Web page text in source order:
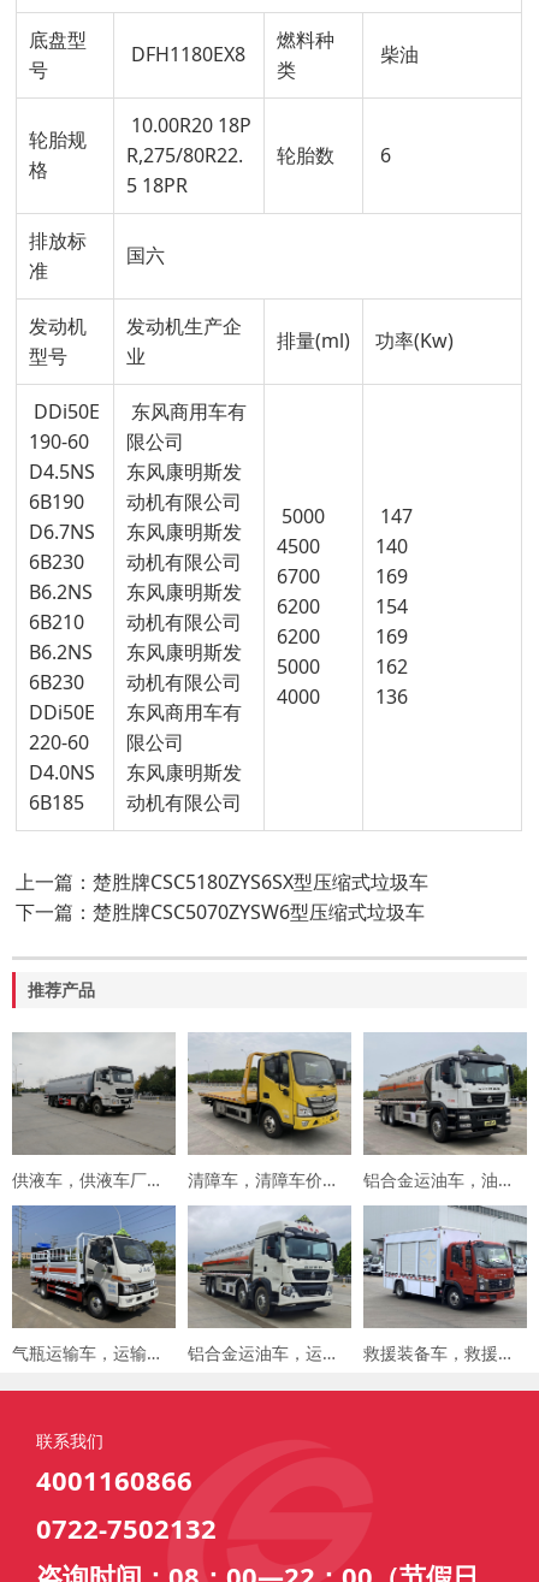
底盘型
号
DFH1180EX8
燃料种
类
柴油
轮胎规
格
10.00R20 18P
R,275/80R22.
5 18PR
轮胎数 6
排放标
准
国六
发动机
型号
发动机生产企
业
排量(ml) 功率(Kw)
DDi50E
190-60
D4.5NS
6B190
D6.7NS
6B230
B6.2NS
6B210
B6.2NS
6B230
DDi50E
220-60
D4.0NS
6B185
东风商用车有
限公司
东风康明斯发
动机有限公司
东风康明斯发
动机有限公司
东风康明斯发
动机有限公司
东风康明斯发
动机有限公司
东风商用车有
限公司
东风康明斯发
动机有限公司
5000
4500
6700
6200
6200
5000
4000
147
140
169
154
169
162
136
上一篇：楚胜牌CSC5180ZYS6SX型压缩式垃圾车
下一篇：楚胜牌CSC5070ZYSW6型压缩式垃圾车
推荐产品
供液车，供液车厂家，专用车厂家，楚胜集团 清障车，清障车价格，楚胜集团 铝合金运油车，油罐车，楚胜汽车集团
气瓶运输车，运输车价格，楚胜汽车集团 铝合金运油车，运油车厂家，楚胜汽车集团 救援装备车，救援车，楚胜汽车集团
联系我们
4001160866
0722-7502132